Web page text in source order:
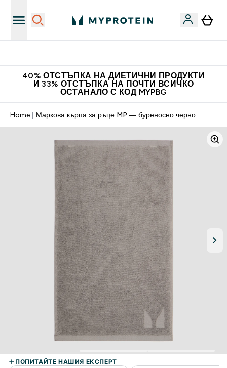
40% ОТСТЪПКА НА ДИЕТИЧНИ ПРОДУКТИ
И 33% ОТСТЪПКА НА ПОЧТИ ВСИЧКО
ОСТАНАЛО С КОД MYPBG
Home Маркова кърпа за ръце MP — буреносно черно